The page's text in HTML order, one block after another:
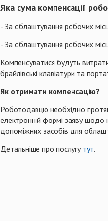
Яка сума компенсації
- За облаштування робочих
- За облаштування робочих
Компенсуватися будуть
брайлівські клавіатури та
Як отримати компенсацію?
Роботодавцю необхідно
електронній формі заяву щодо
допоміжних засобів для
Детальніше про послугу тут.